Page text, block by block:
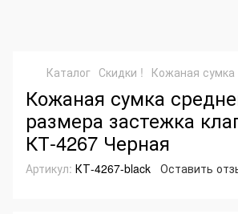
Каталог Скидки ! Кожаная
Кожаная сумка
размера застежка
КТ-4267 Черная
Артикул: КТ-4267-black Оставить